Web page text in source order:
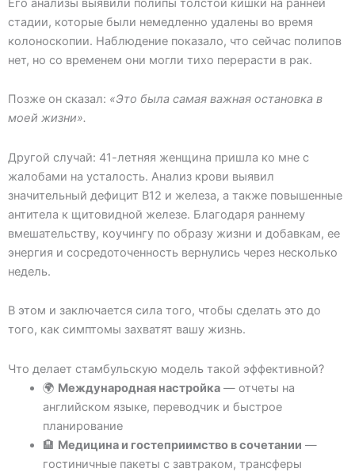
Его анализы выявили полипы толстой кишки на ранней
стадии, которые были немедленно удалены во время
колоноскопии. Наблюдение показало, что сейчас полипов
нет, но со временем они могли тихо перерасти в рак.
Позже он сказал: «Это была самая важная остановка в
моей жизни».
Другой случай: 41-летняя женщина пришла ко мне с
жалобами на усталость. Анализ крови выявил
значительный дефицит B12 и железа, а также повышенные
антитела к щитовидной железе. Благодаря раннему
вмешательству, коучингу по образу жизни и добавкам, ее
энергия и сосредоточенность вернулись через несколько
недель.
В этом и заключается сила того, чтобы сделать это до
того, как симптомы захватят вашу жизнь.
Что делает стамбульскую модель такой эффективной?
🌍 Международная настройка— отчеты на
английском языке, переводчик и быстрое
планирование
🏨 Медицина и гостеприимство в сочетании —
гостиничные пакеты с завтраком, трансферы